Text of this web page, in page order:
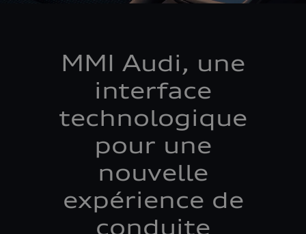
MMI Audi, une
interface
technologique
pour une
nouvelle
expérience de
conduite